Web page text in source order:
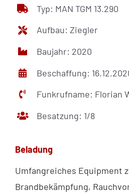
Typ: MAN TGM 13.290
Aufbau: Ziegler
Baujahr: 2020
Beschaffung:
Funkrufname: Florian
Besatzung: 1/8
Beladung
Umfangreiches Equipment
Brandbekämpfung,